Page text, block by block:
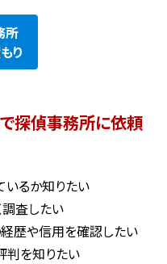
所
り
探偵事務所に依頼
るか知りたい
査したい
歴や信用を確認したい
判を知りたい